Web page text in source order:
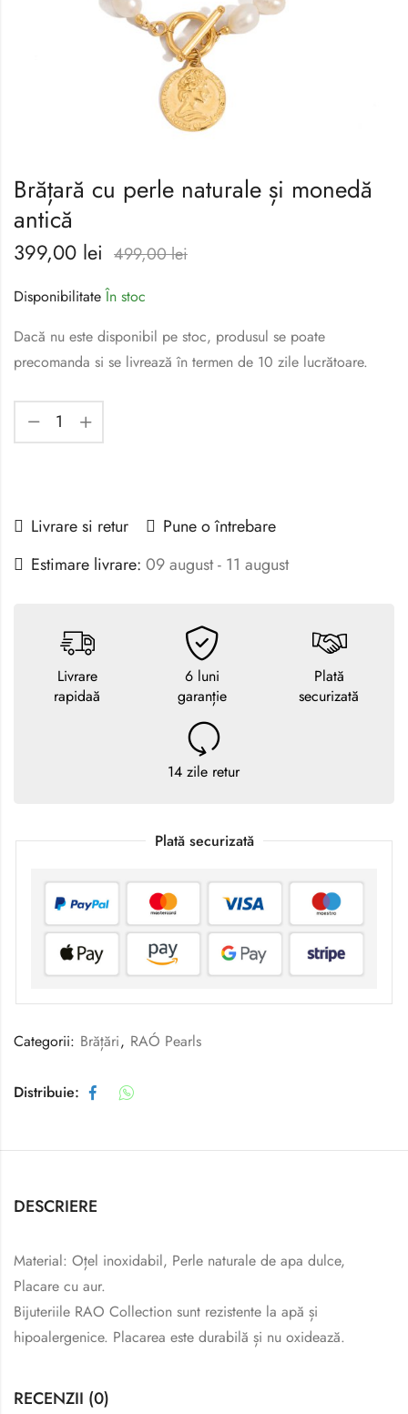
Brățară cu perle naturale și monedă
antică
399,00 lei 499,00lei
DisponibilitateÎn stoc
Dacă nu este disponibil pe stoc, produsul se poate
precomanda si se livrează în termen de 10 zile lucrătoare.
Livrare si retur
Pune o întrebare
Estimare livrare: 09 august - 11 august
Livrare
rapidaă
6 luni
garanție
Plată
securizată
14 zile retur
Plată securizată
Categorii: Brățări, RAÓ Pearls
Distribuie:
DESCRIERE
Material: Oțel inoxidabil, Perle naturale de apa dulce,
Placare cu aur.
Bijuteriile RAO Collection sunt rezistente la apă și
hipoalergenice. Placarea este durabilă și nu oxidează.
RECENZII (0)